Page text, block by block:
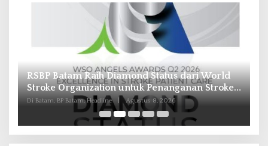
RSBP Batam Raih Diamond Status dari World
Stroke Organization untuk Penanganan Stroke
Berstandar Internasional
Di Batam, BP Batam, Headline Agustus 8, 2026